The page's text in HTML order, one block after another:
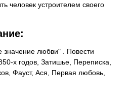
человек устроителем своего
значение любви" . Повести
х годов, Затишье, Переписка,
Фауст, Ася, Первая любовь,